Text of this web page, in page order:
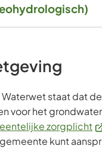
Waterwet staat dat
voor het
zorgplicht
kunt